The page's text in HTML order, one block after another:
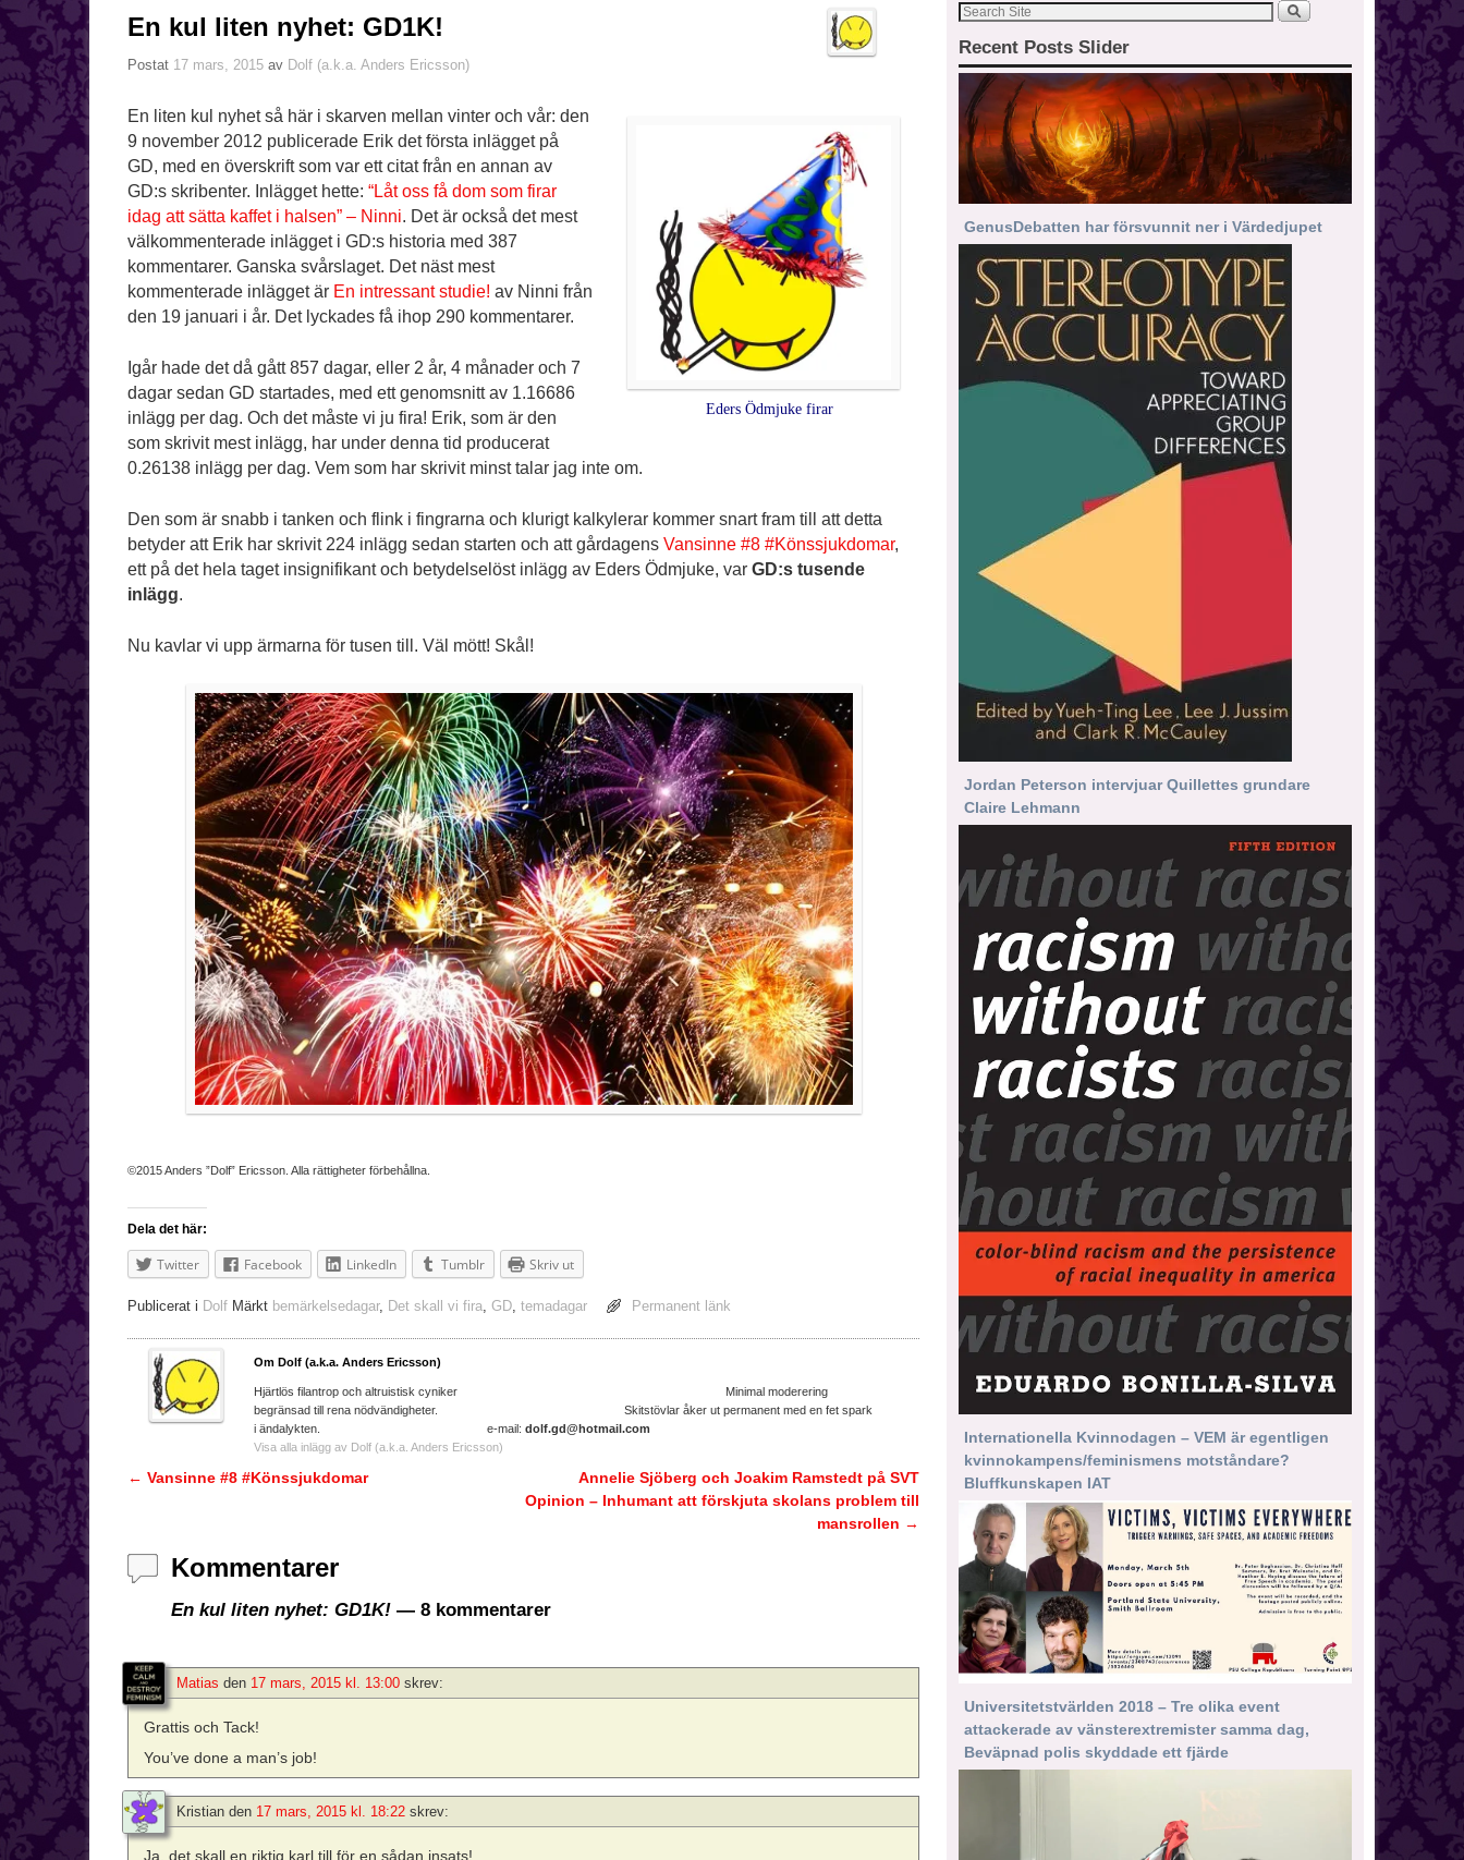
En kul liten nyhet: GD1K!
Postat 17 mars, 2015 av Dolf (a.k.a. Anders Ericsson)
Eders Ödmjuke firar
En liten kul nyhet så här i skarven mellan vinter och vår: den
9 november 2012 publicerade Erik det första inlägget på
GD, med en överskrift som var ett citat från en annan av
GD:s skribenter. Inlägget hette: “Låt oss få dom som firar
idag att sätta kaffet i halsen” – Ninni. Det är också det mest
välkommenterade inlägget i GD:s historia med 387
kommentarer. Ganska svårslaget. Det näst mest
kommenterade inlägget är En intressant studie! av Ninni från
den 19 januari i år. Det lyckades få ihop 290 kommentarer.
Igår hade det då gått 857 dagar, eller 2 år, 4 månader och 7
dagar sedan GD startades, med ett genomsnitt av 1.16686
inlägg per dag. Och det måste vi ju fira! Erik, som är den
som skrivit mest inlägg, har under denna tid producerat
0.26138 inlägg per dag. Vem som har skrivit minst talar jag inte om.
Den som är snabb i tanken och flink i fingrarna och klurigt kalkylerar kommer snart fram till att detta
betyder att Erik har skrivit 224 inlägg sedan starten och att gårdagens Vansinne #8 #Könssjukdomar,
ett på det hela taget insignifikant och betydelselöst inlägg av Eders Ödmjuke, var GD:s tusende
inlägg.
Nu kavlar vi upp ärmarna för tusen till. Väl mött! Skål!
©2015 Anders ”Dolf” Ericsson. Alla rättigheter förbehållna.
Dela det här:
Twitter Facebook LinkedIn Tumblr Skriv ut
Publicerat i Dolf Märkt bemärkelsedagar, Det skall vi fira, GD, temadagar Permanent länk
Om Dolf (a.k.a. Anders Ericsson)
Hjärtlös filantrop och altruistisk cyniker Minimal moderering
begränsad till rena nödvändigheter. Skitstövlar åker ut permanent med en fet spark
i ändalykten. e-mail: dolf.gd@hotmail.com
Visa alla inlägg av Dolf (a.k.a. Anders Ericsson)
Inläggsnavigering
← Vansinne #8 #Könssjukdomar
Annelie Sjöberg och Joakim Ramstedt på SVT
Opinion – Inhumant att förskjuta skolans problem till
mansrollen →
Kommentarer
En kul liten nyhet: GD1K! — 8 kommentarer
Matias den 17 mars, 2015 kl. 13:00 skrev:
Grattis och Tack!
You’ve done a man’s job!
Kristian den 17 mars, 2015 kl. 18:22 skrev:
Ja, det skall en riktig karl till för en sådan insats!
Recent Posts Slider
GenusDebatten har försvunnit ner i Värdedjupet
Jordan Peterson intervjuar Quillettes grundare
Claire Lehmann
Internationella Kvinnodagen – VEM är egentligen
kvinnokampens/feminismens motståndare?
Bluffkunskapen IAT
Universitetstvärlden 2018 – Tre olika event
attackerade av vänsterextremister samma dag,
Beväpnad polis skyddade ett fjärde